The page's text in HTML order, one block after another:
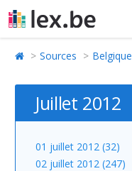
Sources Belgique
Juillet 2012
01 juillet 2012 (32)
02 juillet 2012 (247)